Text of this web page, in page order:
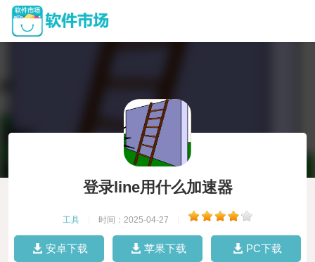
登录line用什么加速器
工具 时间：2025-04-27
安卓下载 苹果下载 PC下载